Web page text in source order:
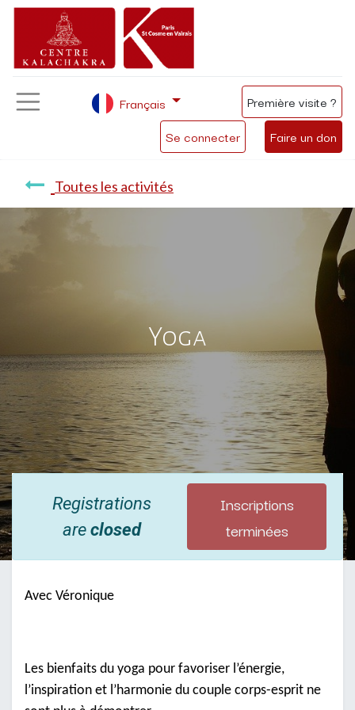
Se connecter Faire un don
Français Première visite ?
Toutes les activités
Yoga
Registrations
areclosed
Inscriptions
terminées
Avec Véronique
Les bienfaits du yoga pour favoriser l’énergie,
l’inspiration et l’harmonie du couple corps-esprit ne